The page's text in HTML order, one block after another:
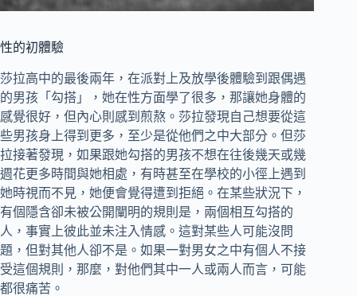
性的初體驗
莎拉高中的最後兩年，在派對上及放學後體驗到跟偶遇
的男孩「勾搭」，她在性方面學了很多，那讓她身體的
感覺很好，但內心則感到煎熬。莎拉發現自己想要從這
些男孩身上得到更多，至少是從他們之中大部分。但莎
拉接著發現，如果跟她勾搭的男孩不想在往後幾天或幾
週花更多時間與她相處，有時甚至在學校的小徑上遇到
她時視而不見，她便會覺得遭到拒絕。在某些狀況下，
有個隱含卻未被公開闡明的規則是，兩個相互勾搭的
人，事實上彼此並未注入情感。這對某些人可能沒問
題，但對其他人卻不是。如果一對男女之中有個人不接
受這個規則，那麼，對他們其中一人或兩人而言，可能
都很痛苦。